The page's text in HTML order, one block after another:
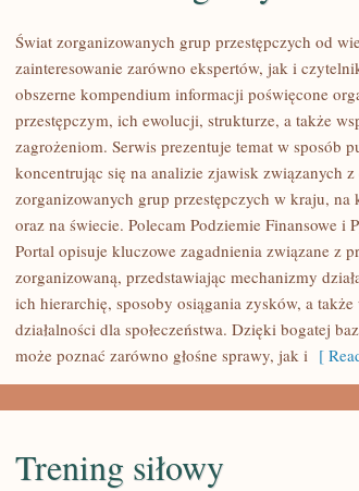
HISTORIA
LEGENDY
MAFII
Świat zorganizowanych grup przestępczych od
zainteresowanie zarówno ekspertów, jak i
obszerne kompendium informacji poświęcone
przestępczym, ich ewolucji, strukturze, a także
zagrożeniom. Serwis prezentuje temat w sposób
koncentrując się na analizie zjawisk związanych z
zorganizowanych grup przestępczych w kraju,
oraz na świecie. Polecam Podziemie Finansowe i
Portal opisuje kluczowe zagadnienia związane z
zorganizowaną, przedstawiając mechanizmy
ich hierarchię, sposoby osiągania zysków, a
działalności dla społeczeństwa. Dzięki bogatej
może poznać zarówno głośne sprawy, jak i [
Trening siłowy